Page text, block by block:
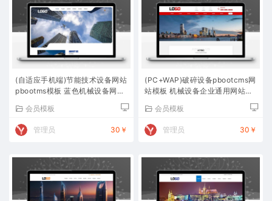
(自适应手机端)节能技术设备网站
pbootms模板 蓝色机械设备网站
会员模板
管理员 30￥
(PC+WAP)破碎设备pbootcms网
站模板 机械设备企业通用网站源
会员模板
管理员 30￥